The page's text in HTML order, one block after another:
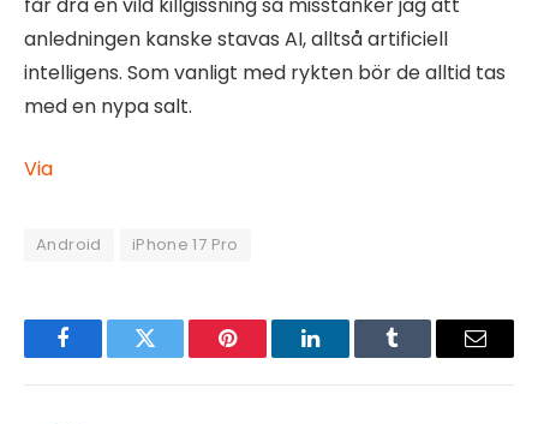
anledningen kanske stavas AI, alltså artificiell
intelligens. Som vanligt med rykten bör de alltid tas
med en nypa salt.
Via
Android iPhone 17 Pro
FacebookTwitter Pinterest LinkedInTumblr Email